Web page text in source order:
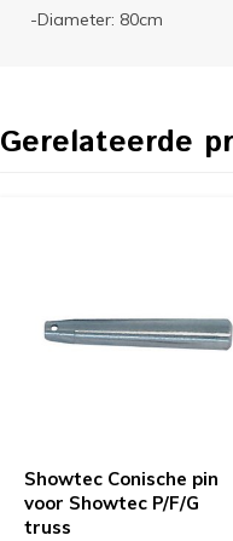
-Diameter: 80cm
Gerelateerde
Showtec Conische pin
voor Showtec P/F/G
truss